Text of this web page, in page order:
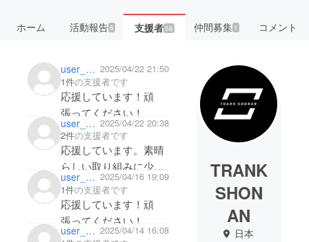
ホーム 活動報告6 支援者56 仲間募集 1 コメント
user_b8ebc9329224 2025/04/22 21:50
1件の支援者です
応援しています！頑
張ってください！
user_209942926894 2025/04/22 20:38
2件の支援者です
応援しています。素晴
らしい取り組みに少し
でもお役に立てたら嬉
しいです。
user_090548ee50e4 2025/04/16 19:09
1件の支援者です
応援しています！頑
張ってください！
user_7e9086636cc4 2025/04/14 16:08
TRANK
SHON
AN
日本